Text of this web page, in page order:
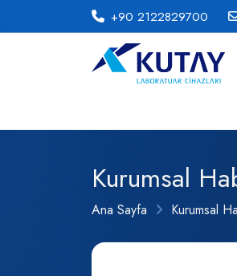
+90 2122829700
Kurumsal
Ana Sayfa Kurumsal